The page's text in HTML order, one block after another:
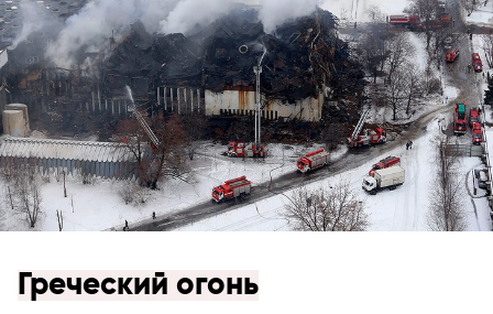
Греческий огонь